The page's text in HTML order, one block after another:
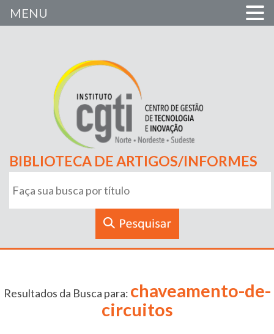
BIBLIOTECA DE ARTIGOS/INFORMES
Resultados da Busca para: chaveamento-de-
circuitos
MENU